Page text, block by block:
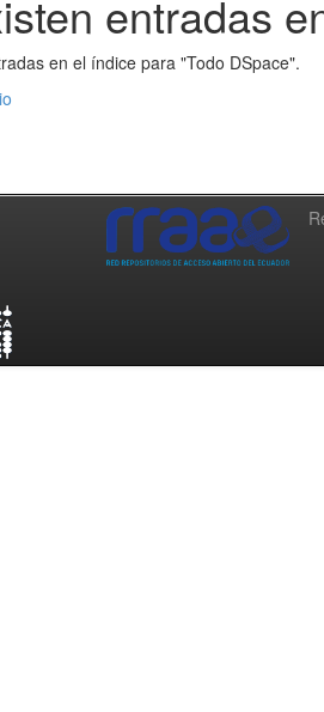
entradas
en el índice para "Todo DSpace".